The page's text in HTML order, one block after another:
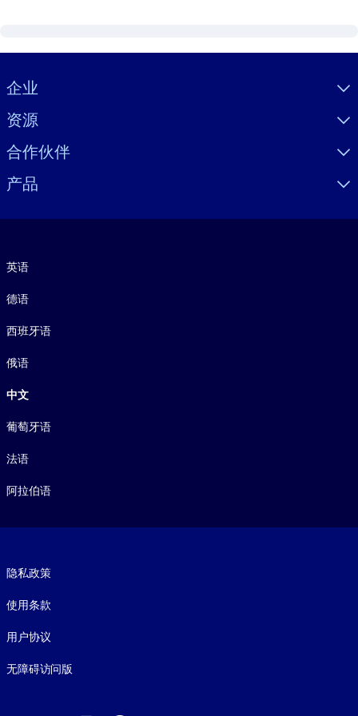
Visually hidden Text
企业
资源
合作伙伴
产品
英语
德语
西班牙语
俄语
中文
葡萄牙语
法语
阿拉伯语
隐私政策
使用条款
用户协议
无障碍访问版